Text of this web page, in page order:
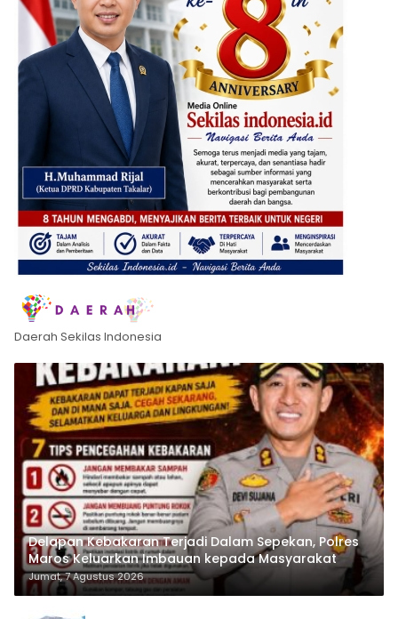
Daerah Sekilas Indonesia
Delapan Kebakaran Terjadi Dalam Sepekan, Polres
Maros Keluarkan Imbauan kepada Masyarakat
Jumat, 7 Agustus 2026